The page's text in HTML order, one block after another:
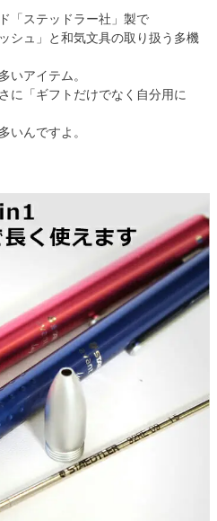
「ステッドラー社」製で
シュ」と和気文具の取り扱う多機
いアイテム。
に「ギフトだけでなく自分用に
いんですよ。